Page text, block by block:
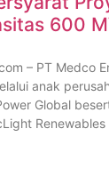
600
– PT Medco
anak
Global